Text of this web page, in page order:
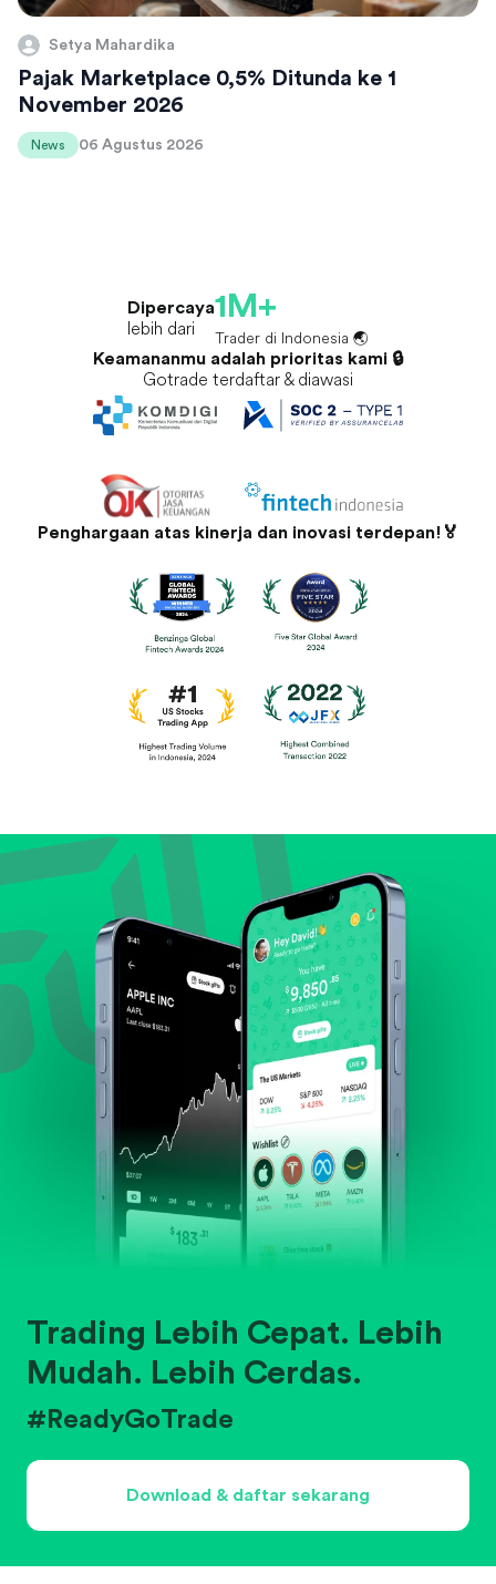
Setya Mahardika
Pajak Marketplace 0,5% Ditunda ke 1
November 2026
News 06 Agustus 2026
Dipercaya
lebih dari
1M+
Trader di Indonesia 🌏
Keamananmu adalah prioritas kami 🔒
Gotrade terdaftar & diawasi
Penghargaan atas kinerja dan inovasi terdepan!🏅
Trading Lebih Cepat. Lebih
Mudah. Lebih Cerdas.
#ReadyGoTrade
Download & daftar sekarang